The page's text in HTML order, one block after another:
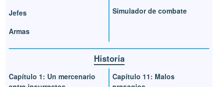
Jefes
Armas
Simulador de combate
Historia
Capítulo 1: Un mercenario
Capítulo 11: Malos